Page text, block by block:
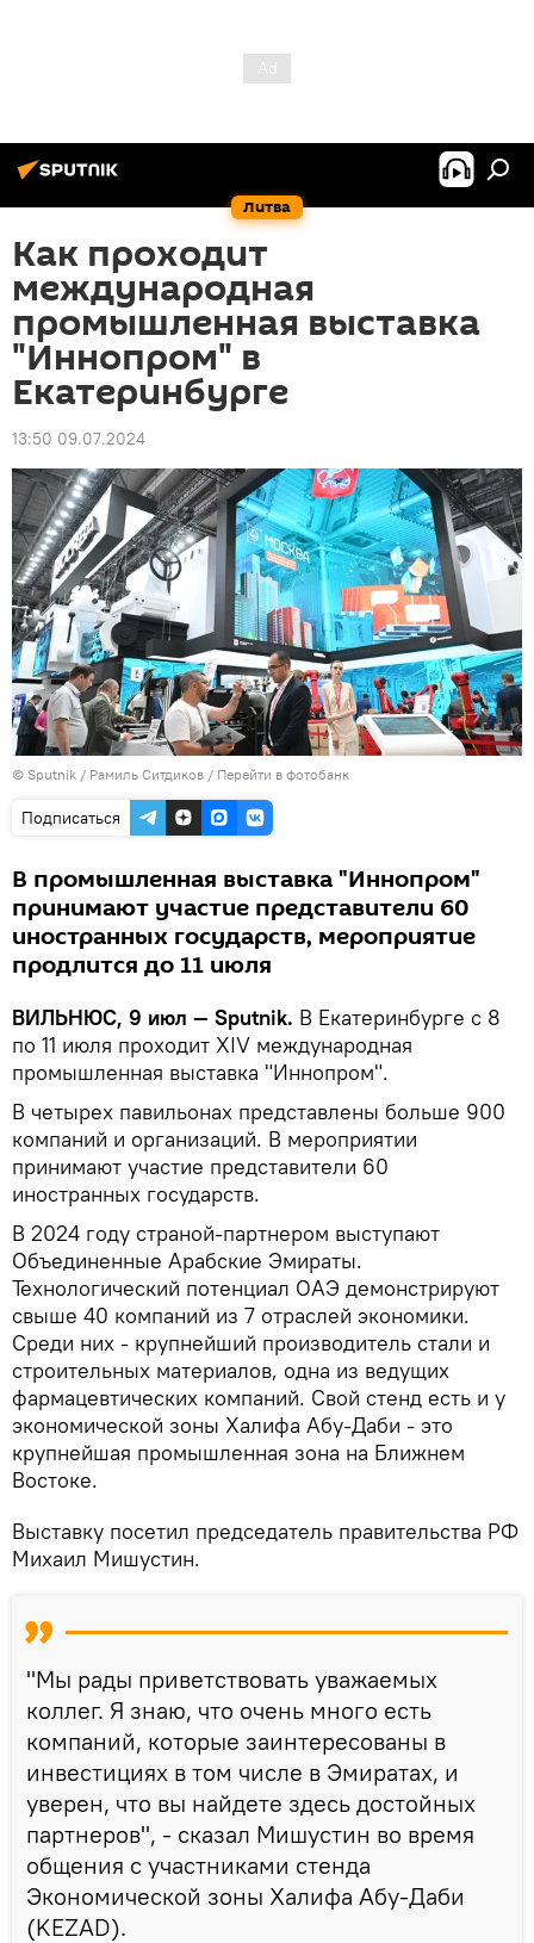
Литва
Как проходит
международная
промышленная выставка
"Иннопром" в
Екатеринбурге
13:50 09.07.2024
© Sputnik / Рамиль Ситдиков / Перейти в фотобанк
Подписаться
В промышленная выставка "Иннопром"
принимают участие представители 60
иностранных государств, мероприятие
продлится до 11 июля
ВИЛЬНЮС, 9 июл — Sputnik. В Екатеринбурге с 8
по 11 июля проходит XIV международная
промышленная выставка "Иннопром".
В четырех павильонах представлены больше 900
компаний и организаций. В мероприятии
принимают участие представители 60
иностранных государств.
В 2024 году страной-партнером выступают
Объединенные Арабские Эмираты.
Технологический потенциал ОАЭ демонстрируют
свыше 40 компаний из 7 отраслей экономики.
Среди них - крупнейший производитель стали и
строительных материалов, одна из ведущих
фармацевтических компаний. Свой стенд есть и у
экономической зоны Халифа Абу-Даби - это
крупнейшая промышленная зона на Ближнем
Востоке.
Выставку посетил председатель правительства РФ
Михаил Мишустин.
"Мы рады приветствовать уважаемых
коллег. Я знаю, что очень много есть
компаний, которые заинтересованы в
инвестициях в том числе в Эмиратах, и
уверен, что вы найдете здесь достойных
партнеров", - сказал Мишустин во время
общения с участниками стенда
Экономической зоны Халифа Абу-Даби
(KEZAD).